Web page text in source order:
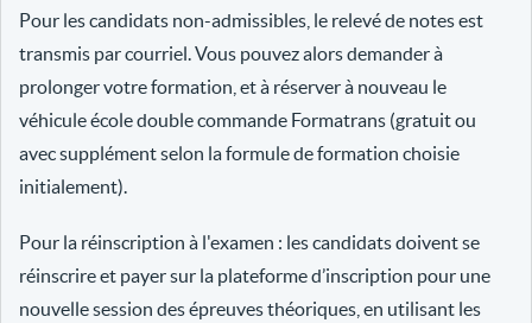
Pour les candidats non-admissibles, le relevé de notes est
transmis par courriel. Vous pouvez alors demander à
prolonger votre formation, et à réserver à nouveau le
véhicule école double commande Formatrans (gratuit ou
avec supplément selon la formule de formation choisie
initialement).
Pour la réinscription à l'examen : les candidats doivent se
réinscrire et payer sur la plateforme d’inscription pour une
nouvelle session des épreuves théoriques, en utilisant les